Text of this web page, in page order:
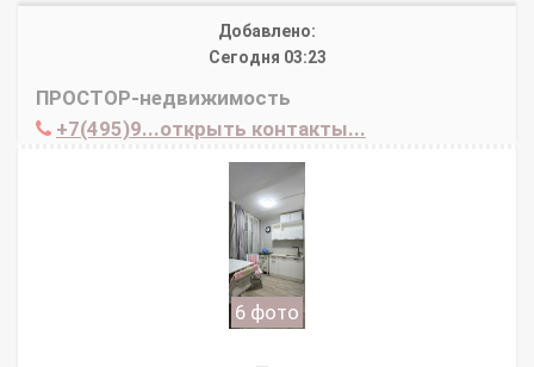
Добавлено:
Сегодня 03:23
ПРОСТОР-недвижимость
+7(495)9...открыть контакты...
6 фото